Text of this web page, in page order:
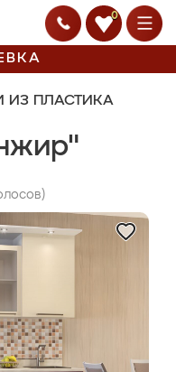
0
ИЗ ПЛАСТИКА